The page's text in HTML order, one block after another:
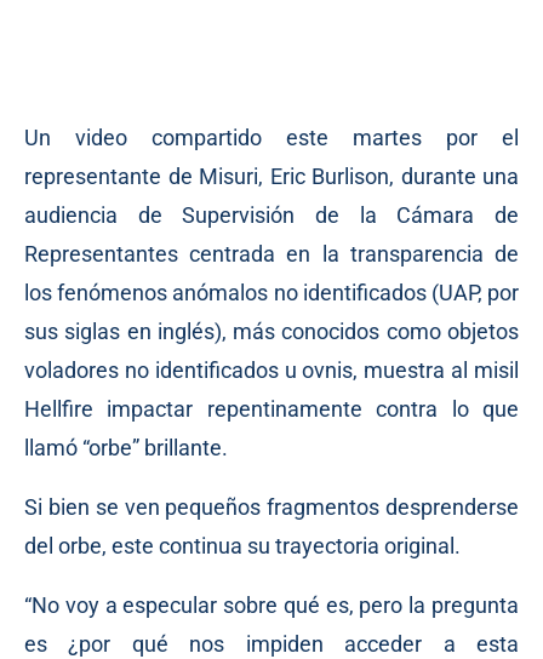
Un video compartido este martes por el
representante de Misuri, Eric Burlison, durante una
audiencia de Supervisión de la Cámara de
Representantes centrada en la transparencia de
los fenómenos anómalos no identificados (UAP, por
sus siglas en inglés), más conocidos como objetos
voladores no identificados u ovnis, muestra al misil
Hellfire impactar repentinamente contra lo que
llamó “orbe” brillante.
Si bien se ven pequeños fragmentos desprenderse
del orbe, este continua su trayectoria original.
“No voy a especular sobre qué es, pero la pregunta
es ¿por qué nos impiden acceder a esta